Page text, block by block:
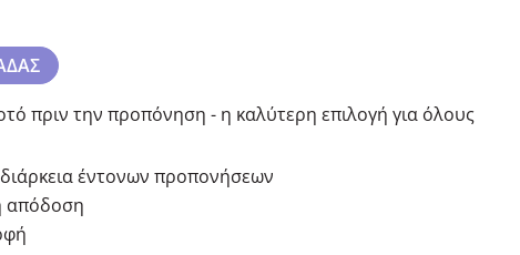
πριν την προπόνηση - η καλύτερη επιλογή για όλους
έντονων προπονήσεων
απόδοση